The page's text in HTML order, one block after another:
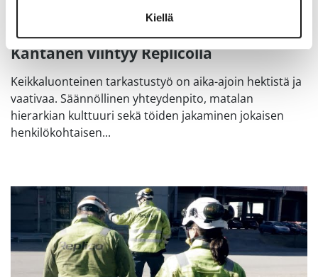
Kiellä
Tasapaino työn ja siviilielämän välillä
on merkittävä syy siihen, miksi Jutta
Kantanen viihtyy Replicolla
Keikkaluonteinen tarkastustyö on aika-ajoin hektistä ja
vaativaa. Säännöllinen yhteydenpito, matalan
hierarkian kulttuuri sekä töiden jakaminen jokaisen
henkilökohtaisen...